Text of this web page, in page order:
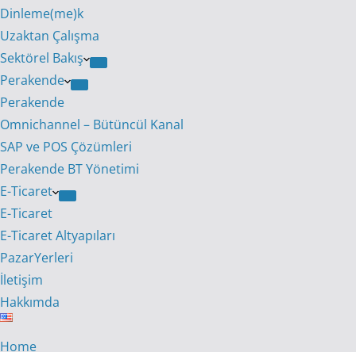
Dinleme(me)k
Uzaktan Çalışma
Sektörel Bakış
Perakende
Perakende
Omnichannel – Bütüncül Kanal
SAP ve POS Çözümleri
Perakende BT Yönetimi
E-Ticaret
E-Ticaret
E-Ticaret Altyapıları
PazarYerleri
İletişim
Hakkımda
Home